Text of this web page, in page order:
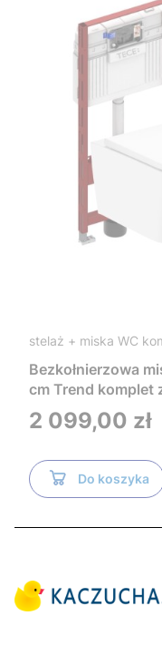
stelaż + miska WC
Bezkołnierzowa
cm Trend komplet
Tece i czarnym
TR2216+Tece
Cena
2 099,00 zł
Do koszyka